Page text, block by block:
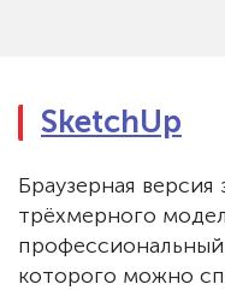
SketchUp
Браузерная
трёхмерного
которого можно